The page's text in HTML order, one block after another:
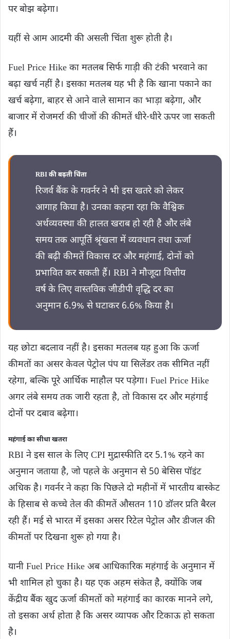
पर बोझ बढ़ेगा।
यहीं से आम आदमी की असली चिंता शुरू होती है।
Fuel Price Hike का मतलब सिर्फ गाड़ी की टंकी भरवाने का
बढ़ा खर्च नहीं है। इसका मतलब यह भी है कि खाना पकाने का
खर्च बढ़ेगा, बाहर से आने वाले सामान का भाड़ा बढ़ेगा, और
बाजार में रोजमर्रा की चीजों की कीमतें धीरे-धीरे ऊपर जा सकती
हैं।
RBI की बढ़ती चिंता
रिजर्व बैंक के गवर्नर ने भी इस खतरे को लेकर
आगाह किया है। उनका कहना रहा कि वैश्विक
अर्थव्यवस्था की हालत खराब हो रही है और लंबे
समय तक आपूर्ति श्रृंखला में व्यवधान तथा ऊर्जा
की बढ़ी कीमतें विकास दर और महंगाई, दोनों को
प्रभावित कर सकती हैं। RBI ने मौजूदा वित्तीय
वर्ष के लिए वास्तविक जीडीपी वृद्धि दर का
अनुमान 6.9% से घटाकर 6.6% किया है।
यह छोटा बदलाव नहीं है। इसका मतलब यह हुआ कि ऊर्जा
कीमतों का असर केवल पेट्रोल पंप या सिलेंडर तक सीमित नहीं
रहेगा, बल्कि पूरे आर्थिक माहौल पर पड़ेगा। Fuel Price Hike
अगर लंबे समय तक जारी रहता है, तो विकास दर और महंगाई
दोनों पर दबाव बढ़ेगा।
महंगाई का सीधा खतरा
RBI ने इस साल के लिए CPI मुद्रास्फीति दर 5.1% रहने का
अनुमान जताया है, जो पहले के अनुमान से 50 बेसिस पॉइंट
अधिक है। गवर्नर ने कहा कि पिछले दो महीनों में भारतीय बास्केट
के हिसाब से कच्चे तेल की कीमतें औसतन 110 डॉलर प्रति बैरल
रही हैं। मई से भारत में इसका असर रिटेल पेट्रोल और डीजल की
कीमतों पर दिखना शुरू हो गया है।
यानी Fuel Price Hike अब आधिकारिक महंगाई के अनुमान में
भी शामिल हो चुका है। यह एक अहम संकेत है, क्योंकि जब
केंद्रीय बैंक खुद ऊर्जा कीमतों को महंगाई का कारक मानने लगे,
तो इसका अर्थ होता है कि असर व्यापक और टिकाऊ हो सकता
है।